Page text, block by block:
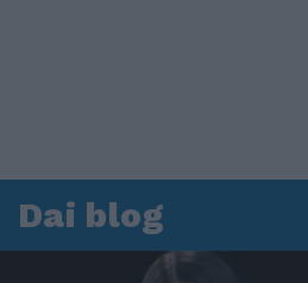
Dai blog